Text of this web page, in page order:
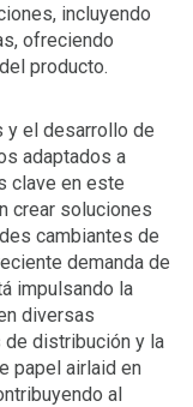
incluyendo
ofreciendo
producto.
y el desarrollo de
adaptados a
clave en este
crear soluciones
cambiantes de
demanda de
impulsando la
diversas
distribución y la
papel airlaid en
al